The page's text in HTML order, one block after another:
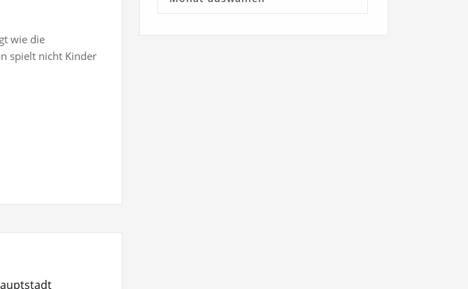
wie die
spielt nicht Kinder